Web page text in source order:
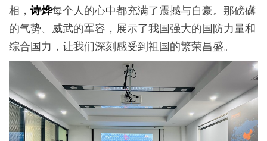
相， 诗烨每个人的心中都充满了震撼与自豪。那磅礴
的气势、威武的军容，展示了我国强大的国防力量和
综合国力，让我们深刻感受到祖国的繁荣昌盛。